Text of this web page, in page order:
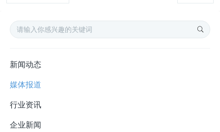
新闻动态
媒体报道
行业资讯
企业新闻